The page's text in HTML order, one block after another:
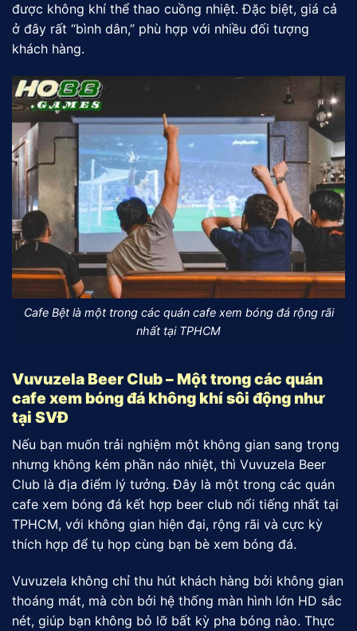
được không khí thể thao cuồng nhiệt. Đặc biệt, giá cả
ở đây rất “bình dân,” phù hợp với nhiều đối tượng
khách hàng.
Cafe Bệt là một trong các quán cafe xem bóng đá rộng rãi
nhất tại TPHCM
Vuvuzela Beer Club – Một trong các quán
cafe xem bóng đá không khí sôi động như
tại SVĐ
Nếu bạn muốn trải nghiệm một không gian sang trọng
nhưng không kém phần náo nhiệt, thì Vuvuzela Beer
Club là địa điểm lý tưởng. Đây là một trong các quán
cafe xem bóng đá kết hợp beer club nổi tiếng nhất tại
TPHCM, với không gian hiện đại, rộng rãi và cực kỳ
thích hợp để tụ họp cùng bạn bè xem bóng đá.
Vuvuzela không chỉ thu hút khách hàng bởi không gian
thoáng mát, mà còn bởi hệ thống màn hình lớn HD sắc
nét, giúp bạn không bỏ lỡ bất kỳ pha bóng nào. Thực